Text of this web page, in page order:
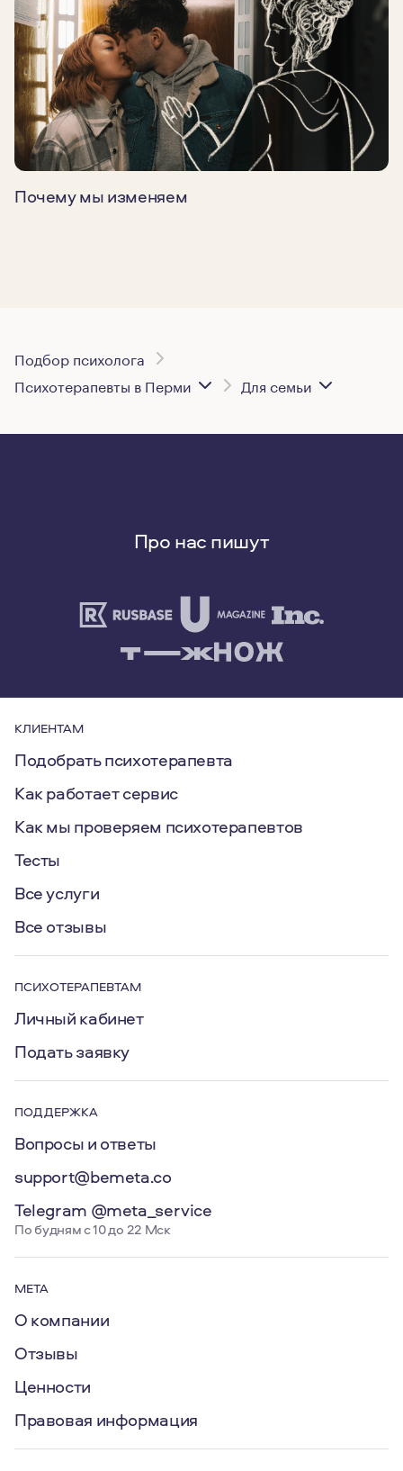
Почему мы изменяем
Подбор психолога
Психотерапевты в Перми
Для семьи
Про нас пишут
КЛИЕНТАМ
Подобрать психотерапевта
Как работает сервис
Как мы проверяем психотерапевтов
Тесты
Все услуги
Все отзывы
ПСИХОТЕРАПЕВТАМ
Личный кабинет
Подать заявку
ПОДДЕРЖКА
Вопросы и ответы
support@bemeta.co
Telegram @meta_service
По будням с 10 до 22 Мск
МЕТА
О компании
Отзывы
Ценности
Правовая информация